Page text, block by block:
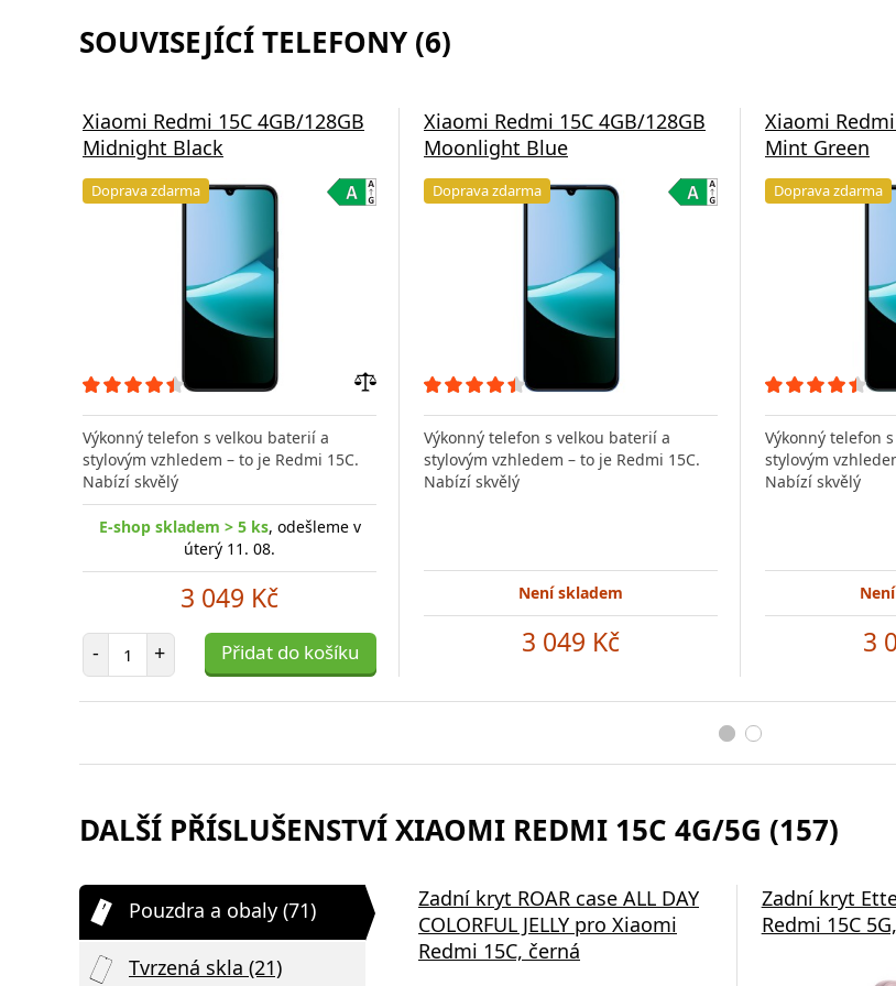
SOUVISEJÍCÍ TELEFONY (6)
Xiaomi Redmi 15C 4GB/128GB
Midnight Black
Doprava zdarma
porovnání
Výkonný telefon s velkou baterií a
stylovým vzhledem – to je Redmi 15C.
Nabízí skvělý
E-shop skladem > 5 ks, odešleme v
úterý 11. 08.
3 049 Kč
- Počet položek
+ Přidat do košíku
Xiaomi Redmi 15C 4GB/128GB
Moonlight Blue
Doprava zdarma
Výkonný telefon s velkou baterií a
stylovým vzhledem – to je Redmi 15C.
Nabízí skvělý
Není skladem
3 049 Kč
Xiaomi
Mint Green
Doprava zdarma
Výkonný telefon
stylovým
Nabízí skvělý
3
DALŠÍ PŘÍSLUŠENSTVÍ XIAOMI REDMI 15C 4G/5G (157)
Pouzdra a obaly (71)
Tvrzená skla (21)
Zadní kryt ROAR case ALL DAY
COLORFUL JELLY pro Xiaomi
Redmi 15C, černá
Zadní kryt
Redmi 15C